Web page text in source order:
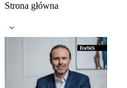
Strona główna